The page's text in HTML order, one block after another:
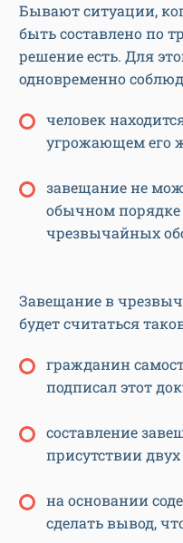
Бывают ситуации,
быть составлено по
решение есть. Для
одновременно
человек
угрожающем его
завещание не
обычном
чрезвычайных
Завещание в
будет считаться
гражданин
подписал этот
составление
присутствии двух
на основании
сделать вывод,